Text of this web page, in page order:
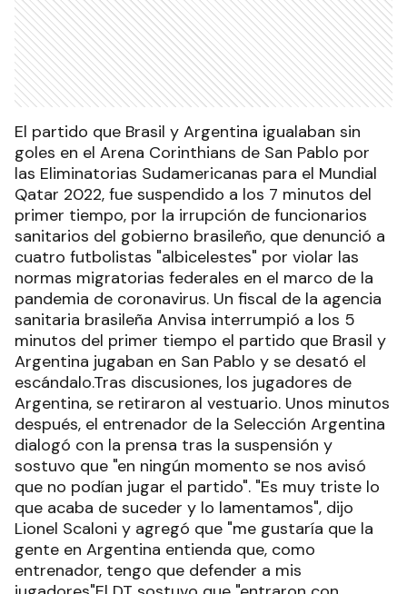
El partido que Brasil y Argentina igualaban sin
goles en el Arena Corinthians de San Pablo por
las Eliminatorias Sudamericanas para el Mundial
Qatar 2022, fue suspendido a los 7 minutos del
primer tiempo, por la irrupción de funcionarios
sanitarios del gobierno brasileño, que denunció a
cuatro futbolistas "albicelestes" por violar las
normas migratorias federales en el marco de la
pandemia de coronavirus. Un fiscal de la agencia
sanitaria brasileña Anvisa interrumpió a los 5
minutos del primer tiempo el partido que Brasil y
Argentina jugaban en San Pablo y se desató el
escándalo.Tras discusiones, los jugadores de
Argentina, se retiraron al vestuario. Unos minutos
después, el entrenador de la Selección Argentina
dialogó con la prensa tras la suspensión y
sostuvo que "en ningún momento se nos avisó
que no podían jugar el partido". "Es muy triste lo
que acaba de suceder y lo lamentamos", dijo
Lionel Scaloni y agregó que "me gustaría que la
gente en Argentina entienda que, como
entrenador, tengo que defender a mis